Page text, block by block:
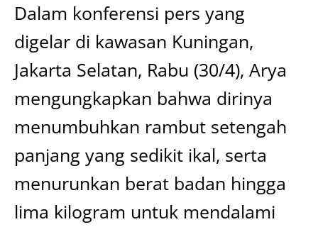
Dalam konferensi pers yang
digelar di kawasan Kuningan,
Jakarta Selatan, Rabu (30/4), Arya
mengungkapkan bahwa dirinya
menumbuhkan rambut setengah
panjang yang sedikit ikal, serta
menurunkan berat badan hingga
lima kilogram untuk mendalami